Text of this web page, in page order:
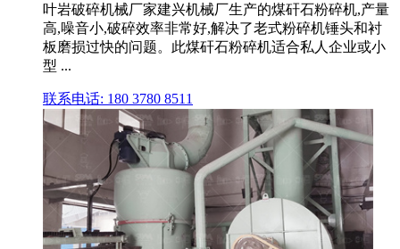
叶岩破碎机械厂家建兴机械厂生产的煤矸石粉碎机,产量
高,噪音小,破碎效率非常好,解决了老式粉碎机锤头和衬
板磨损过快的问题。此煤矸石粉碎机适合私人企业或小
型 ...
联系电话: 180 3780 8511